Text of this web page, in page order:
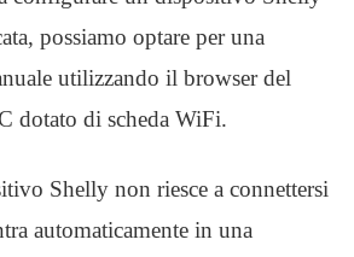
possiamo optare per una
utilizzando il browser del
dotato di scheda WiFi.
Shelly non riesce a connettersi
automaticamente in una